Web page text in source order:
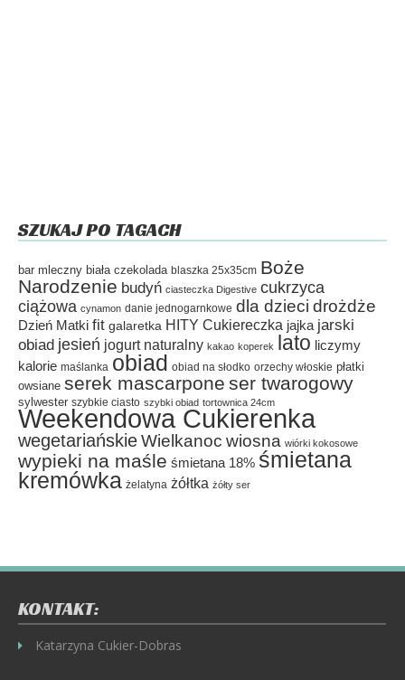
SZUKAJ PO TAGACH
bar mleczny biała czekolada blaszka 25x35cm Boże
Narodzenie budyń ciasteczka Digestive cukrzyca
ciążowa cynamon danie jednogarnkowe dla dzieci drożdże
Dzień Matki fit galaretka HITY Cukiereczka jajka jarski
obiad jesień jogurt naturalny kakao koperek lato liczymy
kalorie maślanka obiad obiad na słodko orzechy włoskie płatki
owsiane serek mascarpone ser twarogowy
sylwester szybkie ciasto szybki obiad tortownica 24cm
Weekendowa Cukierenka
wegetariańskieWielkanoc wiosna wiórki kokosowe
wypieki na maśle śmietana 18% śmietana
kremówka żelatyna żółtka żółty ser
KONTAKT:
Katarzyna Cukier-Dobras